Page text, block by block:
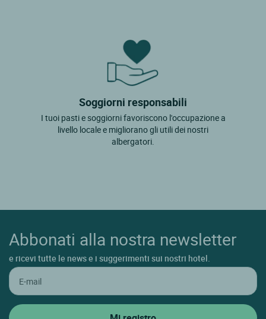
Soggiorni responsabili
I tuoi pasti e soggiorni favoriscono l'occupazione a
livello locale e migliorano gli utili dei nostri
albergatori.
Abbonati alla nostra newsletter
e ricevi tutte le news e i suggerimenti sui nostri hotel.